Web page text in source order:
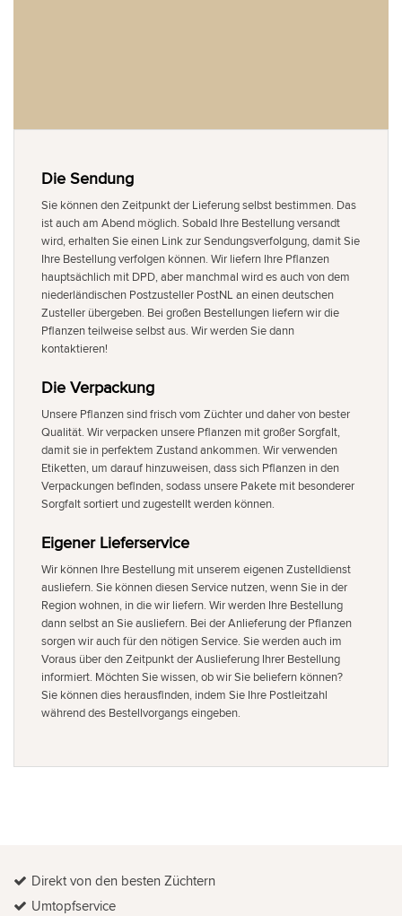
Die Sendung
Sie können den Zeitpunkt der Lieferung selbst bestimmen. Das
ist auch am Abend möglich. Sobald Ihre Bestellung versandt
wird, erhalten Sie einen Link zur Sendungsverfolgung, damit Sie
Ihre Bestellung verfolgen können. Wir liefern Ihre Pflanzen
hauptsächlich mit DPD, aber manchmal wird es auch von dem
niederländischen Postzusteller PostNL an einen deutschen
Zusteller übergeben. Bei großen Bestellungen liefern wir die
Pflanzen teilweise selbst aus. Wir werden Sie dann
kontaktieren!
Die Verpackung
Unsere Pflanzen sind frisch vom Züchter und daher von bester
Qualität. Wir verpacken unsere Pflanzen mit großer Sorgfalt,
damit sie in perfektem Zustand ankommen. Wir verwenden
Etiketten, um darauf hinzuweisen, dass sich Pflanzen in den
Verpackungen befinden, sodass unsere Pakete mit besonderer
Sorgfalt sortiert und zugestellt werden können.
Eigener Lieferservice
Wir können Ihre Bestellung mit unserem eigenen Zustelldienst
ausliefern. Sie können diesen Service nutzen, wenn Sie in der
Region wohnen, in die wir liefern. Wir werden Ihre Bestellung
dann selbst an Sie ausliefern. Bei der Anlieferung der Pflanzen
sorgen wir auch für den nötigen Service. Sie werden auch im
Voraus über den Zeitpunkt der Auslieferung Ihrer Bestellung
informiert. Möchten Sie wissen, ob wir Sie beliefern können?
Sie können dies herausfinden, indem Sie Ihre Postleitzahl
während des Bestellvorgangs eingeben.
Direkt von den besten Züchtern
Umtopfservice